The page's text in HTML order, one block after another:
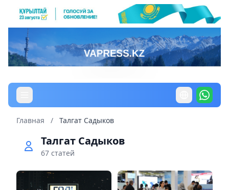
Главная / Талгат Садыков
Талгат Садыков
67 статей